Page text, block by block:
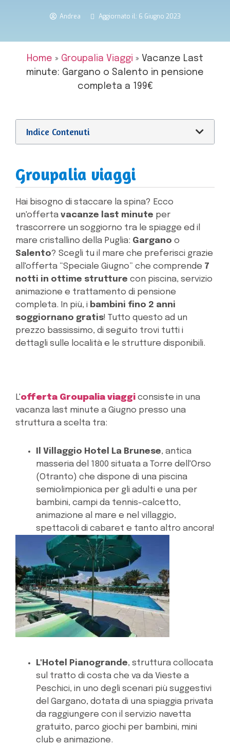
Andrea Aggiornato il: 6 Giugno 2023
Home » Groupalia Viaggi » Vacanze Last
minute: Gargano o Salento in pensione
completa a 199€
Indice Contenuti
Groupalia viaggi
Hai bisogno di staccare la spina? Ecco
un'offerta vacanze last minute per
trascorrere un soggiorno tra le spiagge ed il
mare cristallino della Puglia: Gargano o
Salento? Scegli tu il mare che preferisci grazie
all'offerta “Speciale Giugno” che comprende 7
notti in ottime strutture con piscina, servizio
animazione e trattamento di pensione
completa. In più, i bambini fino 2 anni
soggiornano gratis! Tutto questo ad un
prezzo bassissimo, di seguito trovi tutti i
dettagli sulle località e le strutture disponibili.
L'offerta Groupalia viaggi consiste in una
vacanza last minute a Giugno presso una
struttura a scelta tra:
Il Villaggio Hotel La Brunese, antica
masseria del 1800 situata a Torre dell'Orso
(Otranto) che dispone di una piscina
semiolimpionica per gli adulti e una per
bambini, campi da tennis-calcetto,
animazione al mare e nel villaggio,
spettacoli di cabaret e tanto altro ancora!
L'Hotel Pianogrande, struttura collocata
sul tratto di costa che va da Vieste a
Peschici, in uno degli scenari più suggestivi
del Gargano, dotata di una spiaggia privata
da raggiungere con il servizio navetta
gratuito, parco giochi per bambini, mini
club e animazione.